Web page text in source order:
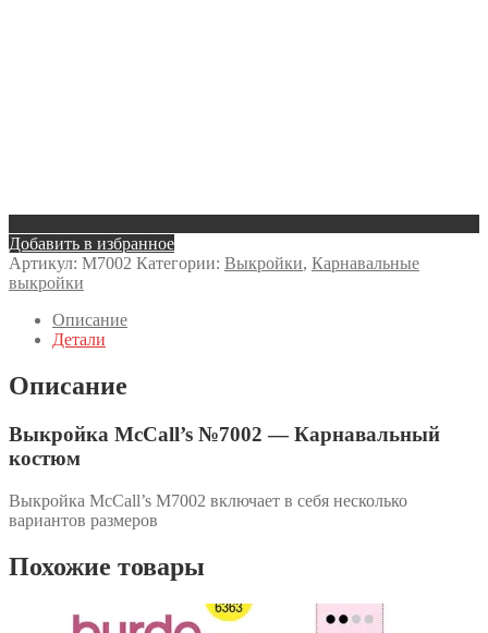
Добавить в избранное
Артикул: M7002 Категории: Выкройки, Карнавальные
выкройки
Описание
Детали
Описание
Выкройка McCall’s №7002 — Карнавальный
костюм
Выкройка McCall’s M7002 включает в себя несколько
вариантов размеров
Похожие товары